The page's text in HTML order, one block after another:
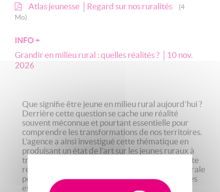
Atlas jeunesse │Regard sur nos ruralités
(4
Mo)
INFO +
Grandir en milieu rural : quelles réalités ? │10 nov.
2026
Que signifie être jeune en milieu rural aujourd’hui ?
Derrière cette question se cache une réalité
souvent méconnue et pourtant essentielle pour
comprendre les transformations de nos territoires.
L’agence a ainsi investigué cette thématique en
produisant un état de l’art sur les jeunes ruraux à
travers une approche sociologique. Forte de cette
réflexion, elle a réalisé un atlas de la jeunesse rurale
pour mettre en lumière les disparités territoriales
et les dynamiques propres sur trois territoires